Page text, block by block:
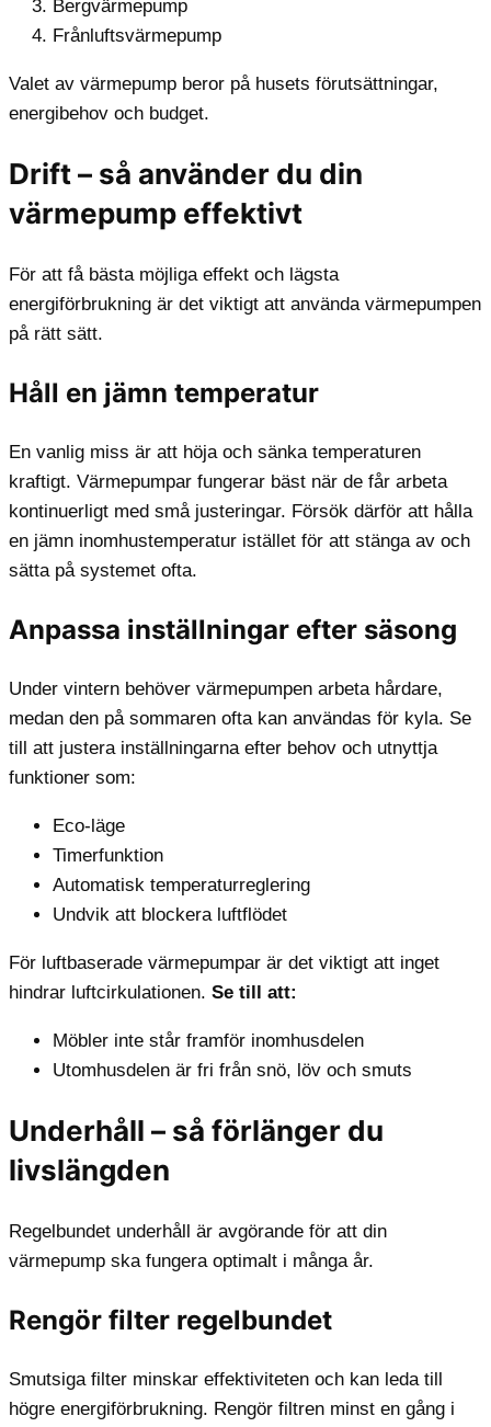
Bergvärmepump
Frånluftsvärmepump
Valet av värmepump beror på husets förutsättningar,
energibehov och budget.
Drift – så använder du din
värmepump effektivt
För att få bästa möjliga effekt och lägsta
energiförbrukning är det viktigt att använda värmepumpen
på rätt sätt.
Håll en jämn temperatur
En vanlig miss är att höja och sänka temperaturen
kraftigt. Värmepumpar fungerar bäst när de får arbeta
kontinuerligt med små justeringar. Försök därför att hålla
en jämn inomhustemperatur istället för att stänga av och
sätta på systemet ofta.
Anpassa inställningar efter säsong
Under vintern behöver värmepumpen arbeta hårdare,
medan den på sommaren ofta kan användas för kyla. Se
till att justera inställningarna efter behov och utnyttja
funktioner som:
Eco-läge
Timerfunktion
Automatisk temperaturreglering
Undvik att blockera luftflödet
För luftbaserade värmepumpar är det viktigt att inget
hindrar luftcirkulationen. Se till att:
Möbler inte står framför inomhusdelen
Utomhusdelen är fri från snö, löv och smuts
Underhåll – så förlänger du
livslängden
Regelbundet underhåll är avgörande för att din
värmepump ska fungera optimalt i många år.
Rengör filter regelbundet
Smutsiga filter minskar effektiviteten och kan leda till
högre energiförbrukning. Rengör filtren minst en gång i